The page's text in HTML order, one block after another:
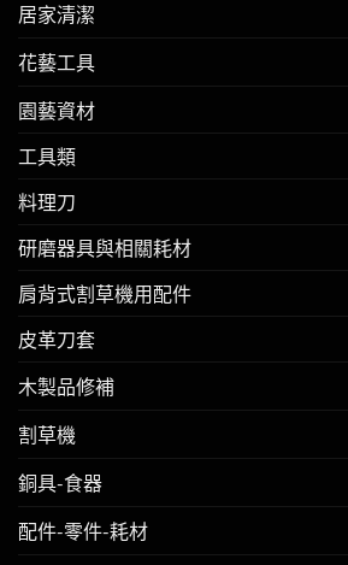
居家清潔
花藝工具
園藝資材
工具類
料理刀
研磨器具與相關耗材
肩背式割草機用配件
皮革刀套
木製品修補
割草機
銅具-食器
配件-零件-耗材